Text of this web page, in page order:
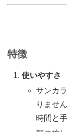
特徴
使いやすさ
サンカ
りませ
時間と